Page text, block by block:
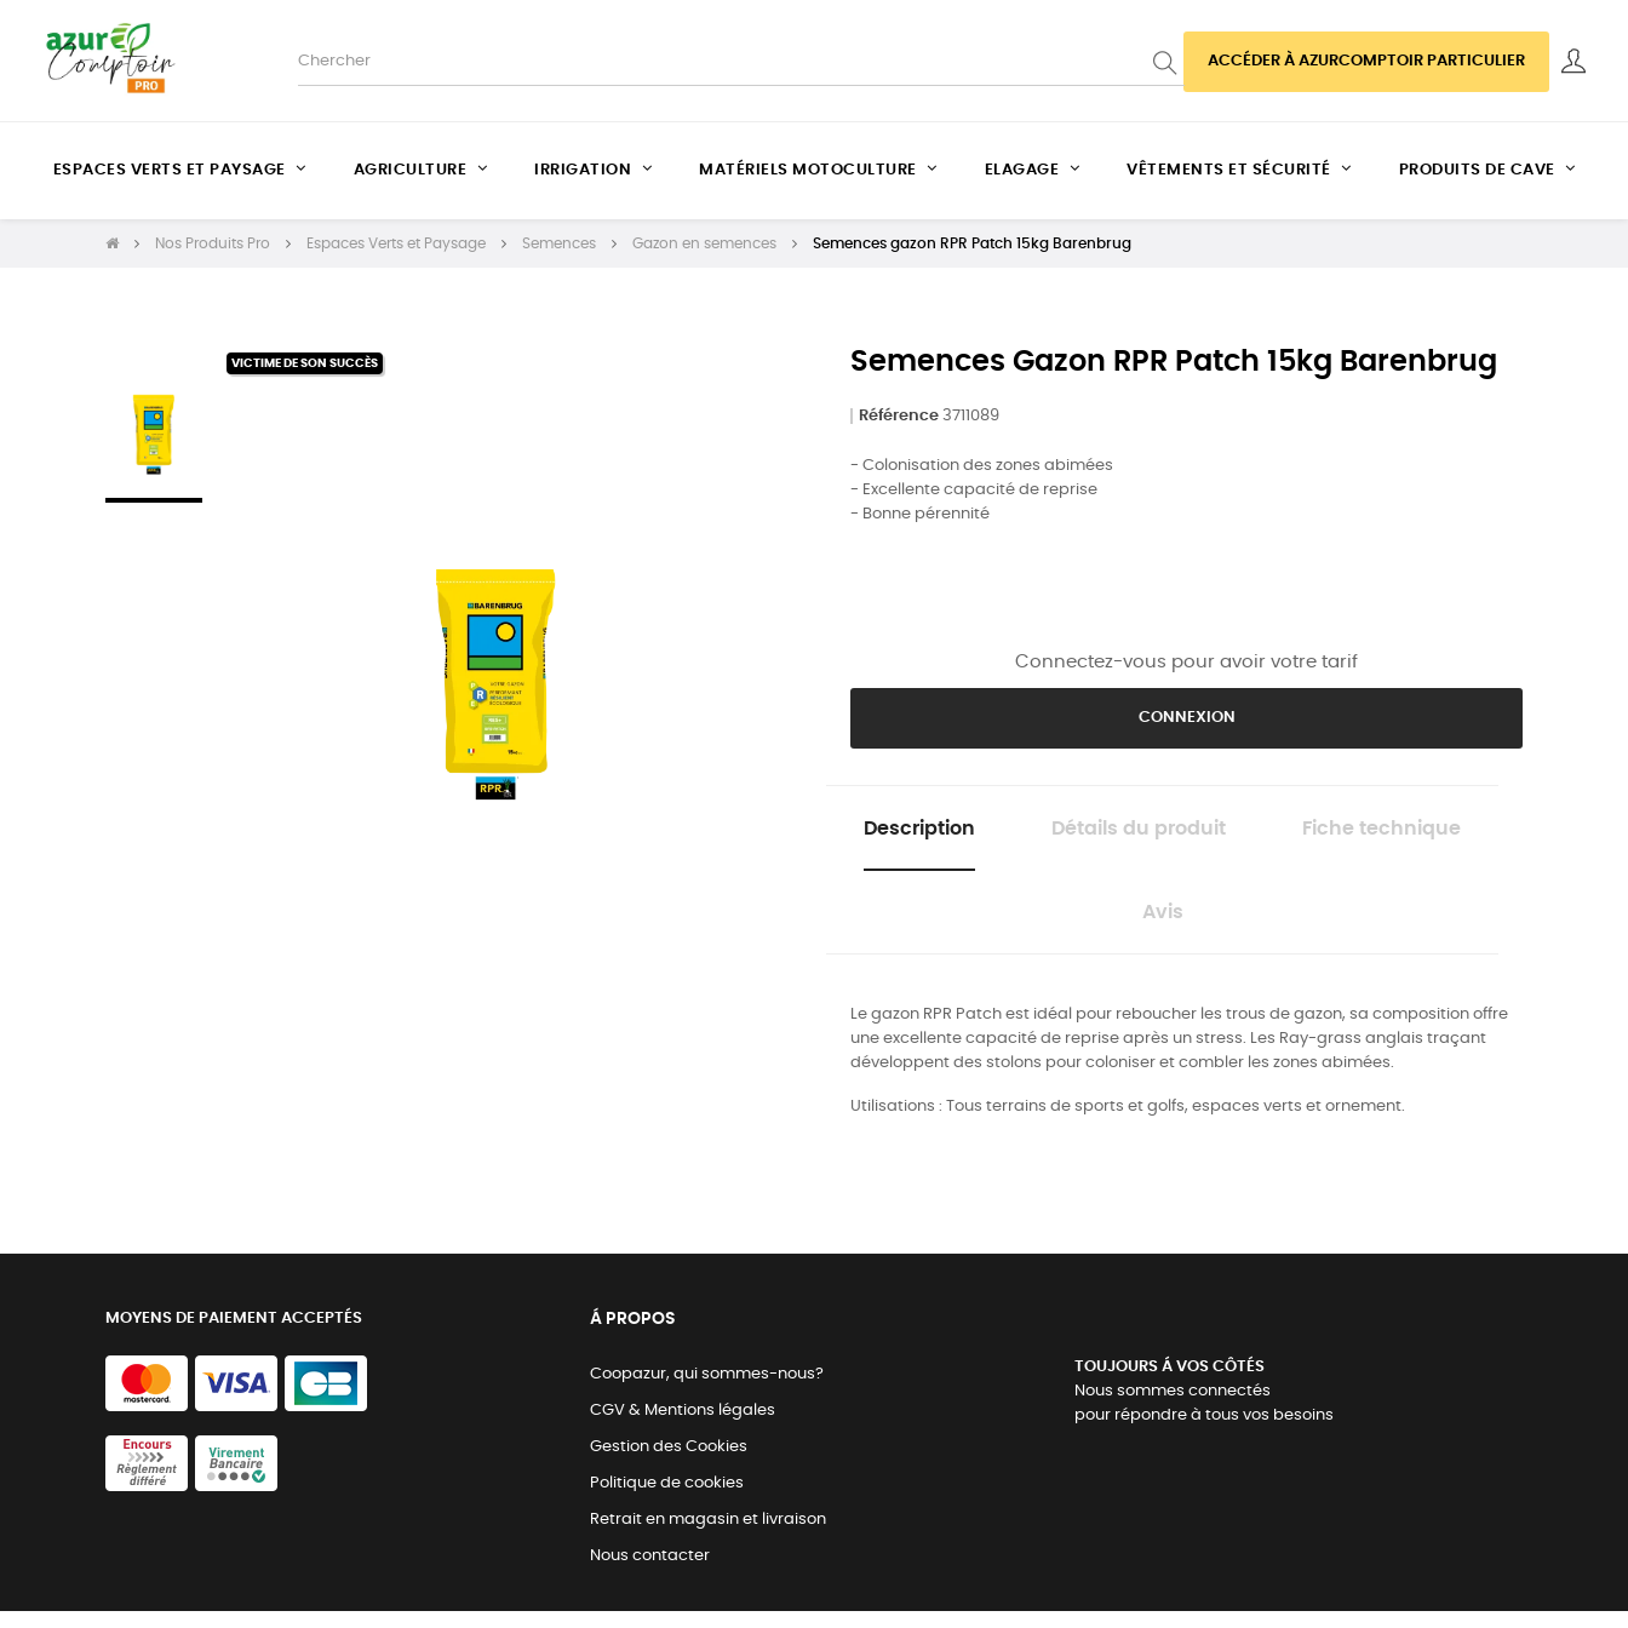
ACCÉDER À AZURCOMPTOIR PARTICULIER
ESPACES VERTS ET PAYSAGE AGRICULTURE IRRIGATION MATÉRIELS MOTOCULTURE ELAGAGE VÊTEMENTS ET SÉCURITÉ PRODUITS DE CAVE
Nos Produits Pro Espaces Verts et Paysage Semences Gazon en semences Semences gazon RPR Patch 15kg Barenbrug
VICTIME DE SON SUCCÈS Semences Gazon RPR Patch 15kg Barenbrug
Référence 3711089
- Colonisation des zones abimées
- Excellente capacité de reprise
- Bonne pérennité
Connectez-vous pour avoir votre tarif
CONNEXION
Description Détails du produit Fiche technique
Avis
Le gazon RPR Patch est idéal pour reboucher les trous de gazon, sa composition offre
une excellente capacité de reprise après un stress. Les Ray-grass anglais traçant
développent des stolons pour coloniser et combler les zones abimées.
Utilisations : Tous terrains de sports et golfs, espaces verts et ornement.
MOYENS DE PAIEMENT ACCEPTÉS Á PROPOS
Coopazur, qui sommes-nous?
CGV & Mentions légales
Gestion des Cookies
Politique de cookies
Retrait en magasin et livraison
Nous contacter
TOUJOURS Á VOS CÔTÉS
Nous sommes connectés
pour répondre à tous vos besoins